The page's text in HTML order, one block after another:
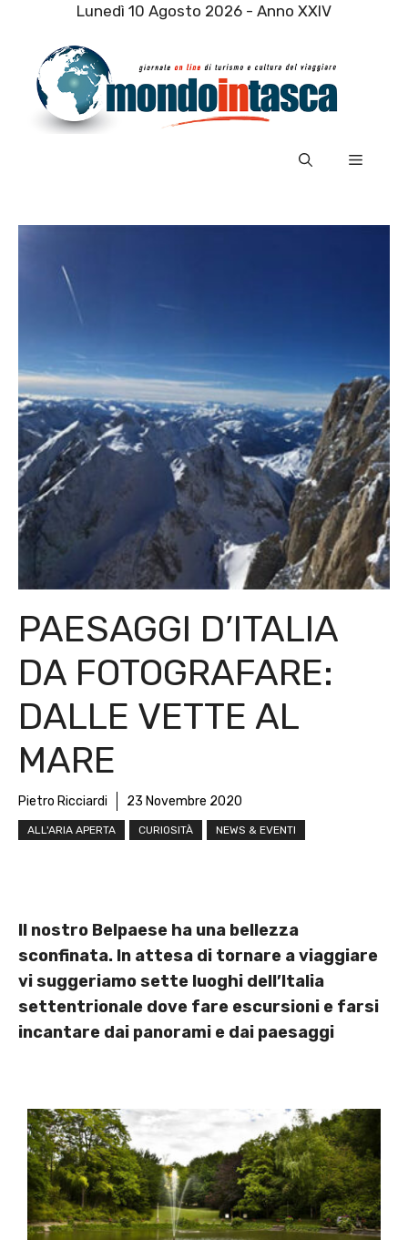
contenuto
Lunedì 10 Agosto 2026 - Anno XXIV
Menu
PAESAGGI D’ITALIA
DA FOTOGRAFARE:
DALLE VETTE AL
MARE
Pietro Ricciardi 23 Novembre 2020
ALL'ARIA APERTA CURIOSITÀ NEWS & EVENTI
Il nostro Belpaese ha una bellezza
sconfinata. In attesa di tornare a viaggiare
vi suggeriamo sette luoghi dell’Italia
settentrionale dove fare escursioni e farsi
incantare dai panorami e dai paesaggi